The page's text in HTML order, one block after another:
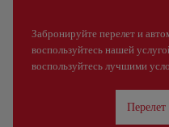
Забронируйте перелет и
воспользуйтесь нашей
воспользуйтесь лучшими